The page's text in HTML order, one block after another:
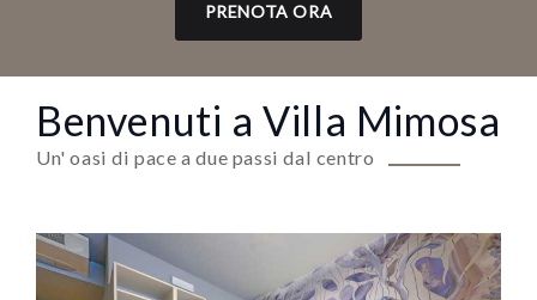
PRENOTA ORA
Benvenuti a Villa Mimosa
Un' oasi di pace a due passi dal centro